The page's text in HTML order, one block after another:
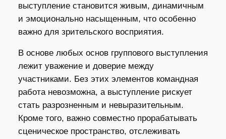
выступление становится живым, динамичным
и эмоционально насыщенным, что особенно
важно для зрительского восприятия.
В основе любых основ группового выступления
лежит уважение и доверие между
участниками. Без этих элементов командная
работа невозможна, а выступление рискует
стать разрозненным и невыразительным.
Кроме того, важно совместно прорабатывать
сценическое пространство, отслеживать